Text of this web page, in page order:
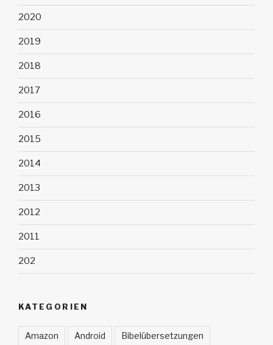
2020
2019
2018
2017
2016
2015
2014
2013
2012
2011
202
KATEGORIEN
Amazon Android Bibelübersetzungen